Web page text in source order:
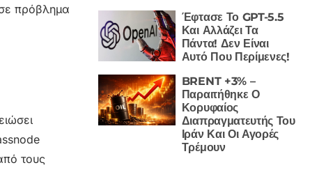
πρόβλημα
τους
Έφτασε Το GPT-5.5
Και Αλλάζει Τα
Πάντα! Δεν Είναι
Αυτό Που Περίμενες!
BRENT +3% –
Παραιτήθηκε Ο
Κορυφαίος
Διαπραγματευτής Του
Ιράν Και Οι Αγορές
Τρέμουν